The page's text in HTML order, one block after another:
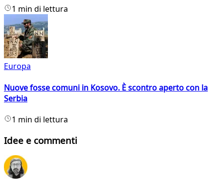
1 min di lettura
Europa
Nuove fosse comuni in Kosovo. È scontro aperto con la
Serbia
1 min di lettura
Idee e commenti